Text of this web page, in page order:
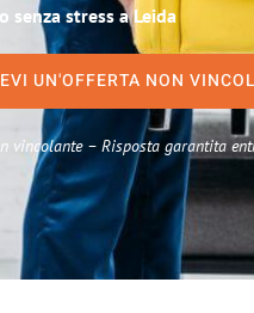
senza stress a Leida
UN'OFFERTA NON
vincolante – Risposta garantita